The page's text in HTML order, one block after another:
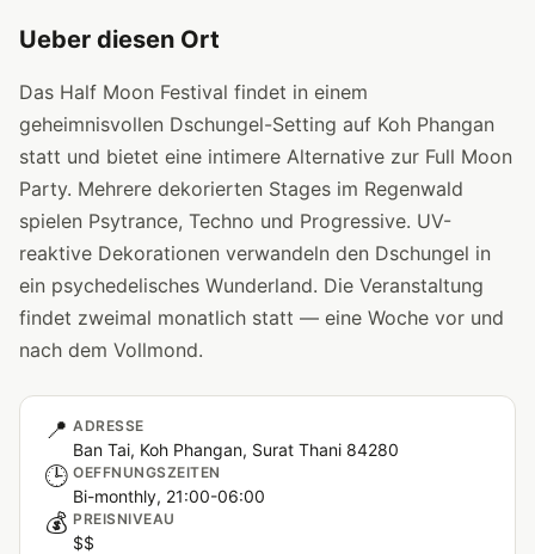
Ueber diesen Ort
Das Half Moon Festival findet in einem
geheimnisvollen Dschungel-Setting auf Koh Phangan
statt und bietet eine intimere Alternative zur Full Moon
Party. Mehrere dekorierten Stages im Regenwald
spielen Psytrance, Techno und Progressive. UV-
reaktive Dekorationen verwandeln den Dschungel in
ein psychedelisches Wunderland. Die Veranstaltung
findet zweimal monatlich statt — eine Woche vor und
nach dem Vollmond.
📍 ADRESSE
Ban Tai, Koh Phangan, Surat Thani 84280
🕒 OEFFNUNGSZEITEN
Bi-monthly, 21:00-06:00
💰 PREISNIVEAU
$$